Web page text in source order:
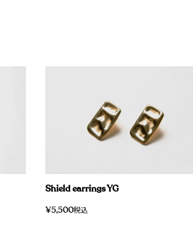
Shield earrings YG
¥5,500税込